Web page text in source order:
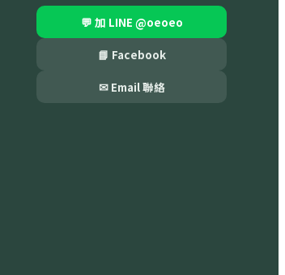
💬 加 LINE @oeoeo
📘 Facebook
✉ Email 聯絡